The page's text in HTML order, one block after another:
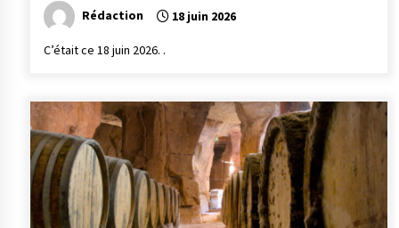
Rédaction 18 juin 2026
C’était ce 18 juin 2026. .